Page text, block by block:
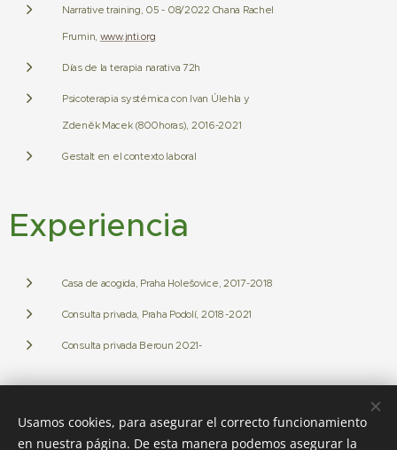
Narrative training, 05 - 08/2022 Chana Rachel
Frumin, www.jnti.org
Días de la terapia narativa 72h
Psicoterapia systémica con Ivan Úlehla y
Zdeněk Macek (800horas), 2016-2021
Gestalt en el contexto laboral
Experiencia
Casa de acogida, Praha Holešovice, 2017-2018
Consulta privada, Praha Podolí, 2018 -2021
Consulta privada Beroun 2021-
Kateřina Gili psicoterapia 2025
Usamos cookies, para asegurar el correcto funcionamiento
en nuestra página. De esta manera podemos asegurar la